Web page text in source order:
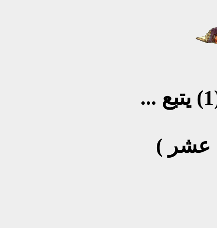
سوناتات { قوالب شعريّة (1) يتبع ...
( الدّيوان الحادي عشر) بقلم: د.